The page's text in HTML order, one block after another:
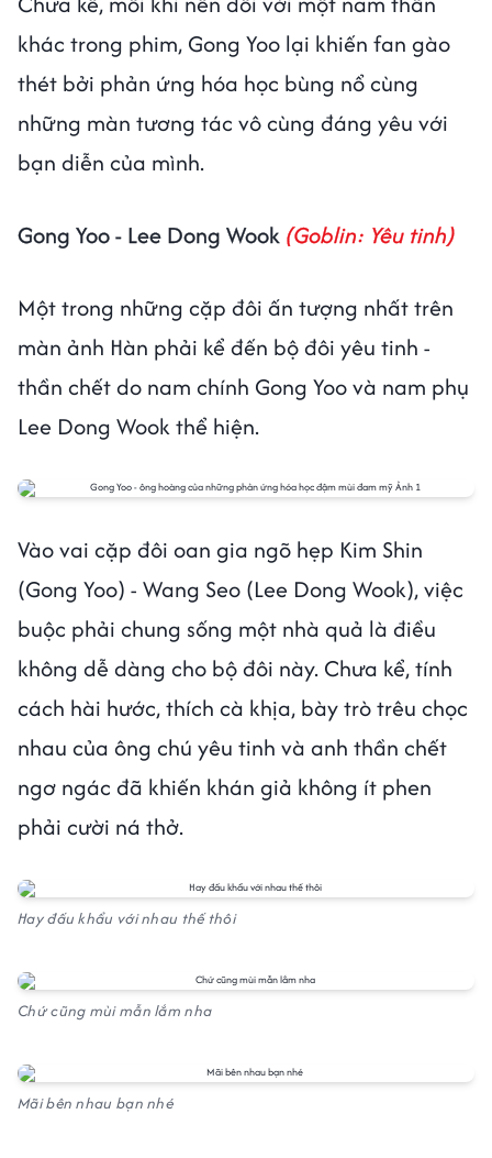
khác trong phim, Gong Yoo lại khiến fan gào
thét bởi phản ứng hóa học bùng nổ cùng
những màn tương tác vô cùng đáng yêu với
bạn diễn của mình.
Gong Yoo - Lee Dong Wook (Goblin: Yêu tinh)
Một trong những cặp đôi ấn tượng nhất trên
màn ảnh Hàn phải kể đến bộ đôi yêu tinh -
thần chết do nam chính Gong Yoo và nam phụ
Lee Dong Wook thể hiện.
Vào vai cặp đôi oan gia ngõ hẹp Kim Shin
(Gong Yoo) - Wang Seo (Lee Dong Wook), việc
buộc phải chung sống một nhà quả là điều
không dễ dàng cho bộ đôi này. Chưa kể, tính
cách hài hước, thích cà khịa, bày trò trêu chọc
nhau của ông chú yêu tinh và anh thần chết
ngơ ngác đã khiến khán giả không ít phen
phải cười ná thở.
Hay đấu khẩu với nhau thế thôi
Chứ cũng mùi mẫn lắm nha
Mãi bên nhau bạn nhé